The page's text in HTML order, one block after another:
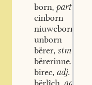
born, partic.
einborn
niuweborn
unborn
bërer, stm.
bërerinne,
birec, adj.
,